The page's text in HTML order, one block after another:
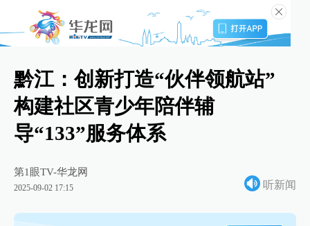
黔江：创新打造“伙伴领航站”
构建社区青少年陪伴辅
导“133”服务体系
第1眼TV-华龙网
2025-09-02 17:15 听新闻